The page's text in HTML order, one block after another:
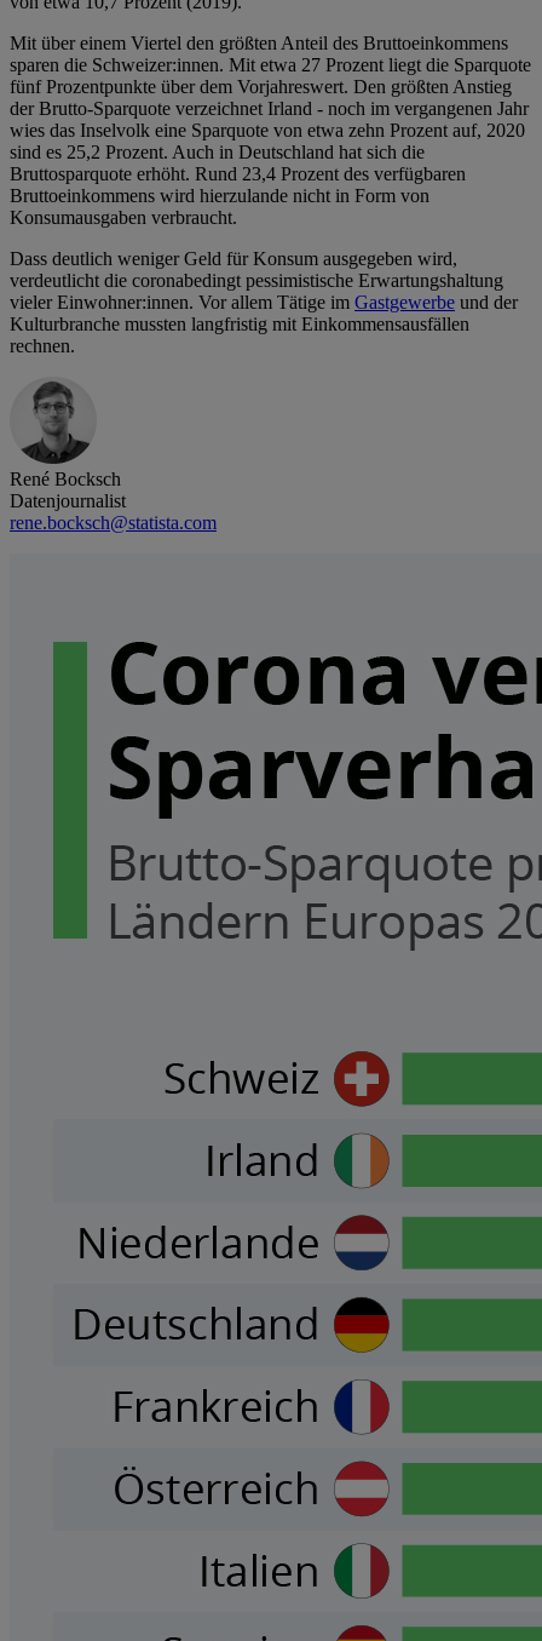
Mit über einem Viertel den größten Anteil des Bruttoeinkommens
sparen die Schweizer:innen. Mit etwa 27 Prozent liegt die Sparquote
fünf Prozentpunkte über dem Vorjahreswert. Den größten Anstieg
der Brutto-Sparquote verzeichnet Irland - noch im vergangenen Jahr
wies das Inselvolk eine Sparquote von etwa zehn Prozent auf, 2020
sind es 25,2 Prozent. Auch in Deutschland hat sich die
Bruttosparquote erhöht. Rund 23,4 Prozent des verfügbaren
Bruttoeinkommens wird hierzulande nicht in Form von
Konsumausgaben verbraucht.
Dass deutlich weniger Geld für Konsum ausgegeben wird,
verdeutlicht die coronabedingt pessimistische Erwartungshaltung
vieler Einwohner:innen. Vor allem Tätige im Gastgewerbe und der
Kulturbranche mussten langfristig mit Einkommensausfällen
rechnen.
René Bocksch
Datenjournalist
rene.bocksch@statista.com